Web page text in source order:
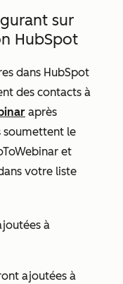
sur
HubSpot
dans HubSpot
des contacts à
après
soumettent le
et
votre liste
à
ajoutées à